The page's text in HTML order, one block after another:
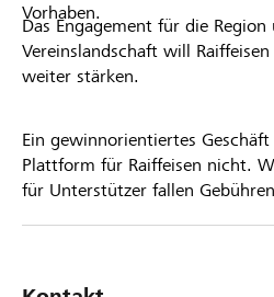
Vorhaben.
Das Engagement für die
Vereinslandschaft will
weiter stärken.
Ein gewinnorientiertes
Plattform für Raiffeisen nicht.
für Unterstützer fallen